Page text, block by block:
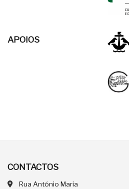
APOIOS
CONTACTOS
Rua António Maria